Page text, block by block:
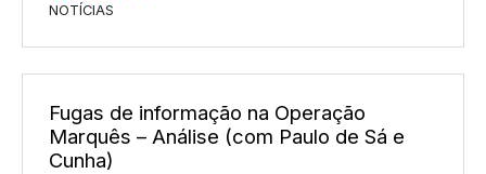
NOTÍCIAS
Fugas de informação na Operação
Marquês – Análise (com Paulo de Sá e
Cunha)